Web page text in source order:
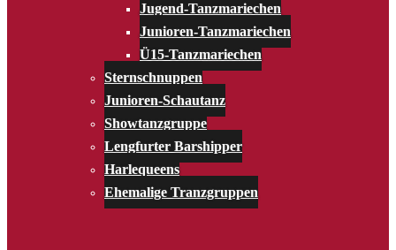
Jugend-Tanzmariechen
Junioren-Tanzmariechen
Ü15-Tanzmariechen
Sternschnuppen
Junioren-Schautanz
Showtanzgruppe
Lengfurter Barshipper
Harlequeens
Ehemalige Tranzgruppen